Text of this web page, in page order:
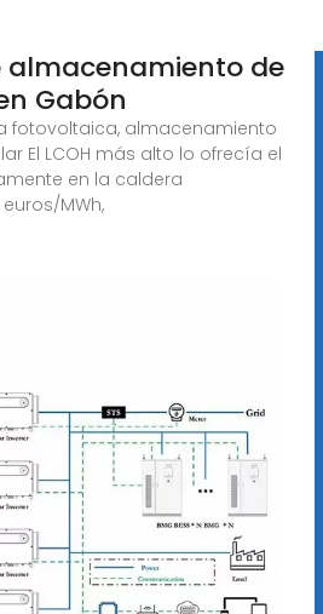
almacenamiento de
Gabón
fotovoltaica, almacenamiento
El LCOH más alto lo ofrecía el
en la caldera
MWh,